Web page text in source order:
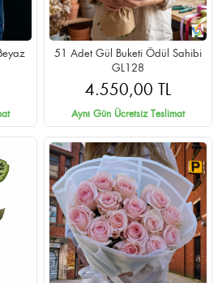
51 Adet Gül Buketi Ödül Sahibi
GL128
4.550,00 TL
Aynı Gün Ücretsiz Teslimat